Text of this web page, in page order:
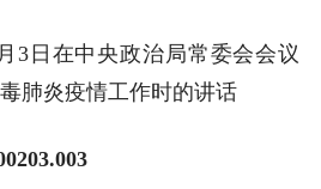
3日在中央政治局常委会会议
肺炎疫情工作时的讲话